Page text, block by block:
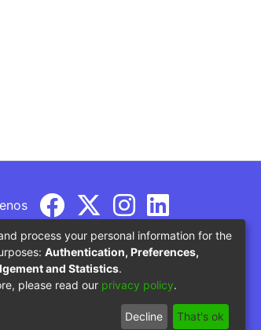
del Ministerio de Educación
process your personal information for the
Authentication, Preferences,
and Statistics.
please read our privacy policy.
Decline That's ok